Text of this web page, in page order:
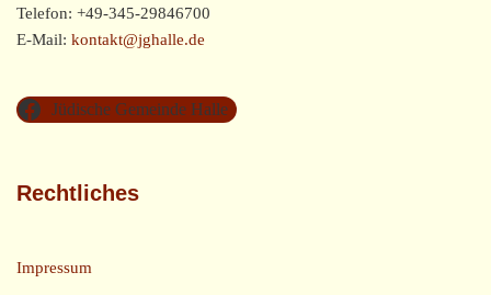
Telefon: +49-345-29846700
E-Mail: kontakt@jghalle.de
Jüdische Gemeinde Halle
Rechtliches
Impressum